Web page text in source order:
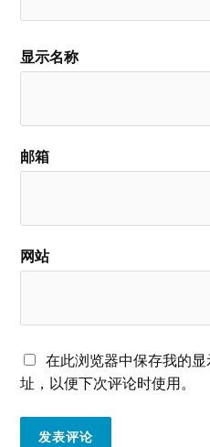
显示名称
邮箱
网站
在此浏览器中保存我的
址，以便下次评论时使用。